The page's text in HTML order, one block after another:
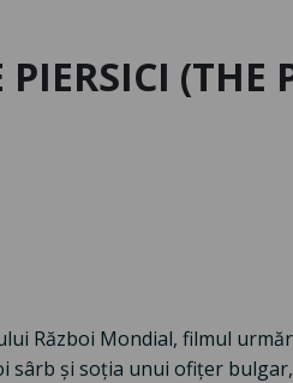
(THE
Război Mondial, filmul
sârb și soția unui ofițer